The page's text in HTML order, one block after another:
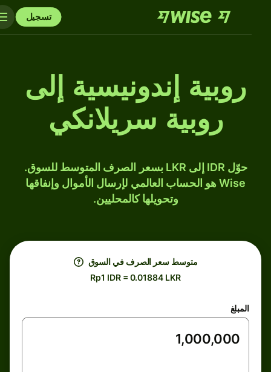
تسجيل
روبية إندونيسية إلى
روبية سريلانكي
حوّل IDR إلى LKR بسعر الصرف المتوسط للسوق.
Wise هو الحساب العالمي لإرسال الأموال وإنفاقها
وتحويلها كالمحليين.
متوسط ​​سعر الصرف في السوق
Rp1 IDR = 0.01884 LKR
المبلغ